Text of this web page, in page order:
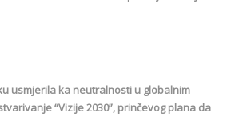
usmjerila ka neutralnosti u globalnim
“Vizije 2030”, prinčevog plana da